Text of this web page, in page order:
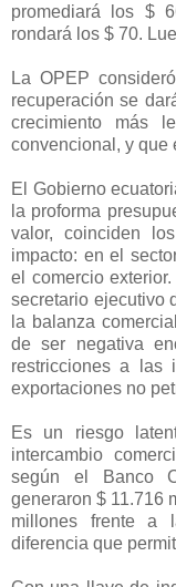
promediará los $
rondará los $ 70.
La OPEP
recuperación se
crecimiento más
convencional, y que
El Gobierno
la proforma
valor, coinciden
impacto: en el
el comercio
secretario ejecutivo
la balanza
de ser negativa
restricciones a las
exportaciones no
Es un riesgo
intercambio
según el Banco
generaron $ 11.716
millones frente a
diferencia que